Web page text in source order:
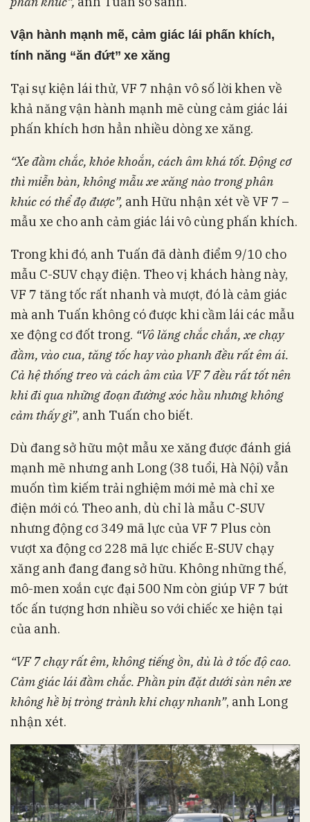
Vận hành mạnh mẽ, cảm giác lái phấn khích,
tính năng “ăn đứt’’ xe xăng
Tại sự kiện lái thử, VF 7 nhận vô số lời khen về
khả năng vận hành mạnh mẽ cùng cảm giác lái
phấn khích hơn hẳn nhiều dòng xe xăng.
“Xe đầm chắc, khỏe khoắn, cách âm khá tốt. Động cơ
thì miễn bàn, không mẫu xe xăng nào trong phân
khúc có thể đọ được”, anh Hữu nhận xét về VF 7 –
mẫu xe cho anh cảm giác lái vô cùng phấn khích.
Trong khi đó, anh Tuấn đã dành điểm 9/10 cho
mẫu C-SUV chạy điện. Theo vị khách hàng này,
VF 7 tăng tốc rất nhanh và mượt, đó là cảm giác
mà anh Tuấn không có được khi cầm lái các mẫu
xe động cơ đốt trong. “Vô lăng chắc chắn, xe chạy
đầm, vào cua, tăng tốc hay vào phanh đều rất êm ái.
Cả hệ thống treo và cách âm của VF 7 đều rất tốt nên
khi đi qua những đoạn đường xóc hầu nhưng không
cảm thấy gì”, anh Tuấn cho biết.
Dù đang sở hữu một mẫu xe xăng được đánh giá
mạnh mẽ nhưng anh Long (38 tuổi, Hà Nội) vẫn
muốn tìm kiếm trải nghiệm mới mẻ mà chỉ xe
điện mới có. Theo anh, dù chỉ là mẫu C-SUV
nhưng động cơ 349 mã lực của VF 7 Plus còn
vượt xa động cơ 228 mã lực chiếc E-SUV chạy
xăng anh đang đang sở hữu. Không những thế,
mô-men xoắn cực đại 500 Nm còn giúp VF 7 bứt
tốc ấn tượng hơn nhiều so với chiếc xe hiện tại
của anh.
“VF 7 chạy rất êm, không tiếng ồn, dù là ở tốc độ cao.
Cảm giác lái đầm chắc. Phần pin đặt dưới sàn nên xe
không hề bị tròng trành khi chạy nhanh”, anh Long
nhận xét.